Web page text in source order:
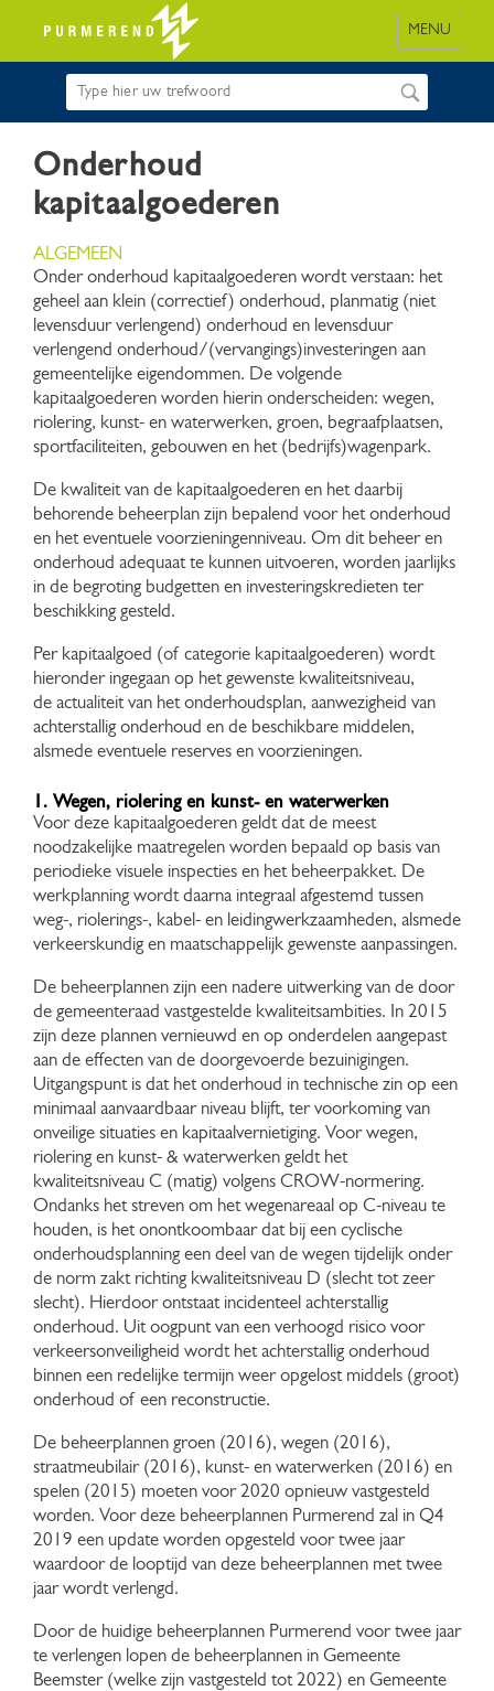
MENU
Onderhoud
kapitaalgoederen
ALGEMEEN
Onder onderhoud kapitaalgoederen wordt verstaan: het
geheel aan klein (correctief) onderhoud, planmatig (niet
levensduur verlengend) onderhoud en levensduur
verlengend onderhoud/(vervangings)investeringen aan
gemeentelijke eigendommen. De volgende
kapitaalgoederen worden hierin onderscheiden: wegen,
riolering, kunst- en waterwerken, groen, begraafplaatsen,
sportfaciliteiten, gebouwen en het (bedrijfs)wagenpark.
De kwaliteit van de kapitaalgoederen en het daarbij
behorende beheerplan zijn bepalend voor het onderhoud
en het eventuele voorzieningenniveau. Om dit beheer en
onderhoud adequaat te kunnen uitvoeren, worden jaarlijks
in de begroting budgetten en investeringskredieten ter
beschikking gesteld.
Per kapitaalgoed (of categorie kapitaalgoederen) wordt
hieronder ingegaan op het gewenste kwaliteitsniveau,
de actualiteit van het onderhoudsplan, aanwezigheid van
achterstallig onderhoud en de beschikbare middelen,
alsmede eventuele reserves en voorzieningen.
1. Wegen, riolering en kunst- en waterwerken
Voor deze kapitaalgoederen geldt dat de meest
noodzakelijke maatregelen worden bepaald op basis van
periodieke visuele inspecties en het beheerpakket. De
werkplanning wordt daarna integraal afgestemd tussen
weg-, riolerings-, kabel- en leidingwerkzaamheden, alsmede
verkeerskundig en maatschappelijk gewenste aanpassingen.
De beheerplannen zijn een nadere uitwerking van de door
de gemeenteraad vastgestelde kwaliteitsambities. In 2015
zijn deze plannen vernieuwd en op onderdelen aangepast
aan de effecten van de doorgevoerde bezuinigingen.
Uitgangspunt is dat het onderhoud in technische zin op een
minimaal aanvaardbaar niveau blijft, ter voorkoming van
onveilige situaties en kapitaalvernietiging. Voor wegen,
riolering en kunst- & waterwerken geldt het
kwaliteitsniveau C (matig) volgens CROW-normering.
Ondanks het streven om het wegenareaal op C-niveau te
houden, is het onontkoombaar dat bij een cyclische
onderhoudsplanning een deel van de wegen tijdelijk onder
de norm zakt richting kwaliteitsniveau D (slecht tot zeer
slecht). Hierdoor ontstaat incidenteel achterstallig
onderhoud. Uit oogpunt van een verhoogd risico voor
verkeersonveiligheid wordt het achterstallig onderhoud
binnen een redelijke termijn weer opgelost middels (groot)
onderhoud of een reconstructie.
De beheerplannen groen (2016), wegen (2016),
straatmeubilair (2016), kunst- en waterwerken (2016) en
spelen (2015) moeten voor 2020 opnieuw vastgesteld
worden. Voor deze beheerplannen Purmerend zal in Q4
2019 een update worden opgesteld voor twee jaar
waardoor de looptijd van deze beheerplannen met twee
jaar wordt verlengd.
Door de huidige beheerplannen Purmerend voor twee jaar
te verlengen lopen de beheerplannen in Gemeente
Beemster (welke zijn vastgesteld tot 2022) en Gemeente